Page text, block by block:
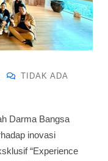
TIDAK ADA
Darma Bangsa
inovasi
“Experience